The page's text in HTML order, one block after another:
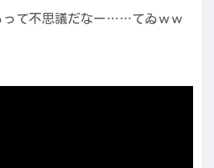
って不思議だなー……てゐｗｗ